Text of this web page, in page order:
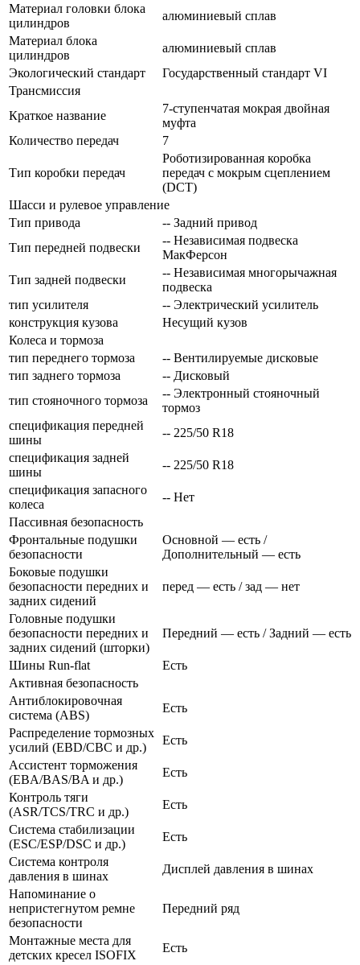
Материал головки блока
цилиндров
алюминиевый сплав
Материал блока
цилиндров
алюминиевый сплав
Экологический стандарт
Государственный стандарт VI
Трансмиссия
Краткое название
7-ступенчатая мокрая двойная
муфта
Количество передач
7
Тип коробки передач
Роботизированная коробка
передач с мокрым сцеплением
(DCT)
Шасси и рулевое управление
Тип привода
-- Задний привод
Тип передней подвески
-- Независимая подвеска
МакФерсон
Тип задней подвески
-- Независимая многорычажная
подвеска
тип усилителя
-- Электрический усилитель
конструкция кузова
Несущий кузов
Колеса и тормоза
тип переднего тормоза
-- Вентилируемые дисковые
тип заднего тормоза
-- Дисковый
тип стояночного тормоза
-- Электронный стояночный
тормоз
спецификация передней
шины
-- 225/50 R18
спецификация задней
шины
-- 225/50 R18
спецификация запасного
колеса
-- Нет
Пассивная безопасность
Фронтальные подушки
безопасности
Основной — есть /
Дополнительный — есть
Боковые подушки
безопасности передних и
задних сидений
перед — есть / зад — нет
Головные подушки
безопасности передних и
задних сидений (шторки)
Передний — есть / Задний — есть
Шины Run-flat
Есть
Активная безопасность
Антиблокировочная
система (ABS)
Есть
Распределение тормозных
усилий (EBD/CBC и др.)
Есть
Ассистент торможения
(EBA/BAS/BA и др.)
Есть
Контроль тяги
(ASR/TCS/TRC и др.)
Есть
Система стабилизации
(ESC/ESP/DSC и др.)
Есть
Система контроля
давления в шинах
Дисплей давления в шинах
Напоминание о
непристегнутом ремне
безопасности
Передний ряд
Монтажные места для
детских кресел ISOFIX
Есть